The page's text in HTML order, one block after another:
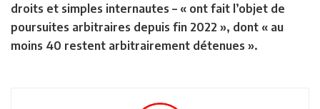
droits et simples internautes – « ont fait l’objet de
poursuites arbitraires depuis fin 2022 », dont « au
moins 40 restent arbitrairement détenues ».